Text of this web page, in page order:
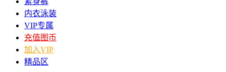
内衣泳装
VIP专属
充值图币
加入VIP
精品区